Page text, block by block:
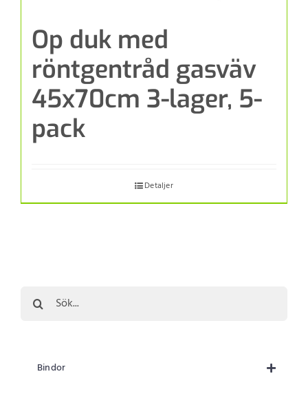
Op duk med
röntgentråd gasväv
45x70cm 3-lager, 5-
pack
Detaljer
efter:
Bindor